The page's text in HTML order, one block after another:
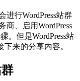
进行WordPress站群
商、启用WordPress
。但是WordPress站
来的分享内容。